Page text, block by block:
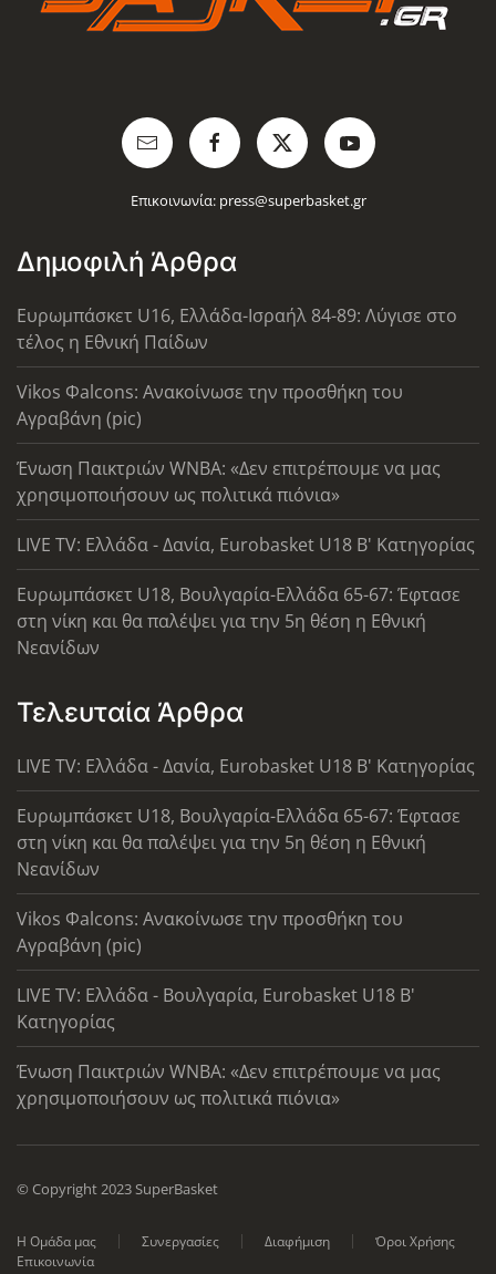
Επικοινωνία: press@superbasket.gr
Δημοφιλή Άρθρα
Ευρωμπάσκετ U16, Ελλάδα-Ισραήλ 84-89: Λύγισε στο
τέλος η Εθνική Παίδων
Vikos Φalcons: Ανακοίνωσε την προσθήκη του
Αγραβάνη (pic)
Ένωση Παικτριών WNBA: «Δεν επιτρέπουμε να μας
χρησιμοποιήσουν ως πολιτικά πιόνια»
LIVE TV: Ελλάδα - Δανία, Eurobasket U18 Β' Κατηγορίας
Ευρωμπάσκετ U18, Βουλγαρία-Ελλάδα 65-67: Έφτασε
στη νίκη και θα παλέψει για την 5η θέση η Εθνική
Νεανίδων
Τελευταία Άρθρα
LIVE TV: Ελλάδα - Δανία, Eurobasket U18 Β' Κατηγορίας
Ευρωμπάσκετ U18, Βουλγαρία-Ελλάδα 65-67: Έφτασε
στη νίκη και θα παλέψει για την 5η θέση η Εθνική
Νεανίδων
Vikos Φalcons: Ανακοίνωσε την προσθήκη του
Αγραβάνη (pic)
LIVE TV: Ελλάδα - Βουλγαρία, Eurobasket U18 Β'
Κατηγορίας
Ένωση Παικτριών WNBA: «Δεν επιτρέπουμε να μας
χρησιμοποιήσουν ως πολιτικά πιόνια»
© Copyright 2023 SuperBasket
Η Ομάδα μας Συνεργασίες Διαφήμιση
Όροι Χρήσης
Επικοινωνία